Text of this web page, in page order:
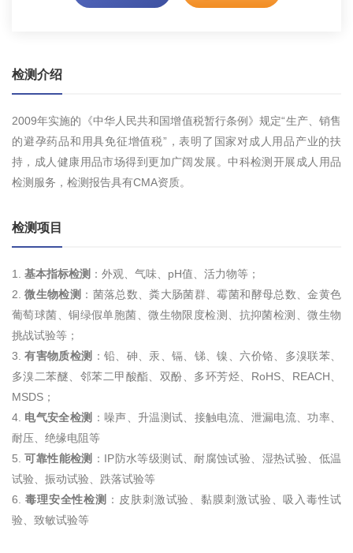
检测介绍
2009年实施的《中华人民共和国增值税暂行条例》规定“生产、销售
的避孕药品和用具免征增值税”，表明了国家对成人用品产业的扶
持，成人健康用品市场得到更加广阔发展。中科检测开展成人用品
检测服务，检测报告具有CMA资质。
检测项目
1. 基本指标检测 ：外观、气味、pH值、活力物等；
2.微生物检测 ：菌落总数、粪大肠菌群、霉菌和酵母总数、金黄色
葡萄球菌、铜绿假单胞菌、微生物限度检测、抗抑菌检测、微生物
挑战试验等；
3.有害物质检测 ：铅、砷、汞、镉、锑、镍、六价铬、多溴联苯、
多溴二苯醚、邻苯二甲酸酯、双酚、多环芳烃、RoHS、REACH、
MSDS；
4. 电气安全检测 ：噪声、升温测试、接触电流、泄漏电流、功率、
耐压、绝缘电阻等
5.可靠性能检测 ：IP防水等级测试、耐腐蚀试验、湿热试验、低温
试验、振动试验、跌落试验等
6. 毒理安全性检测 ：皮肤刺激试验、黏膜刺激试验、吸入毒性试
验、致敏试验等